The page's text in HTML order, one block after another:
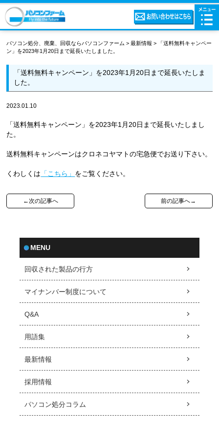
パソコン処分、廃棄、回収ならパソコンファーム>最新情報 >
「送料無料キャンペー
ン」を2023年1月20日まで延長いたしました。
「送料無料キャンペーン」を2023年1月20日まで延長いたしま
した。
2023.01.10
「送料無料キャンペーン」を2023年1月20日まで延長いたしまし
た。
送料無料キャンペーンはクロネコヤマトの宅急便でお送り下さい。
くわしくは 「こちら」 をご覧ください。
前の記事へ→
←次の記事へ
MENU
回収された製品の行方
マイナンバー制度について
Q&A
用語集
最新情報
採用情報
パソコン処分コラム